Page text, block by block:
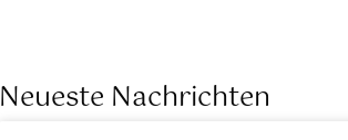
Neueste Nachrichten